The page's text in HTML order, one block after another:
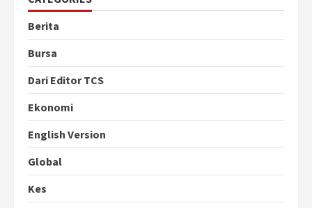
Berita
Bursa
Dari Editor TCS
Ekonomi
English Version
Global
Kes